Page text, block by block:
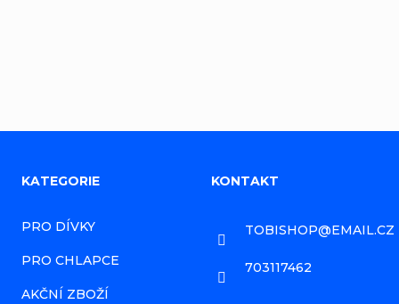
KATEGORIE
PRO DÍVKY
PRO CHLAPCE
AKČNÍ ZBOŽÍ
KONTAKT
TOBISHOP@EMAIL.CZ
703117462